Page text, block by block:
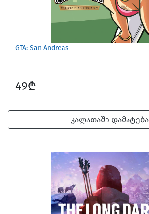
GTA: San Andreas
49₾
კალათაში დამატება